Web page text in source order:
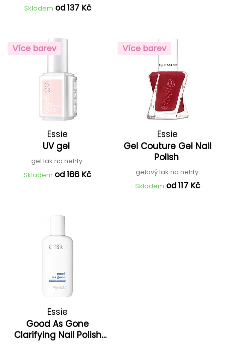
Skladem od 137 Kč
Více barev
Essie
UV gel
gel lak na nehty
Skladem od 166 Kč
Více barev
Essie
Gel Couture Gel Nail
Polish
gelový lak na nehty
Skladem od 117 Kč
Essie
Good As Gone
Clarifying Nail Polish